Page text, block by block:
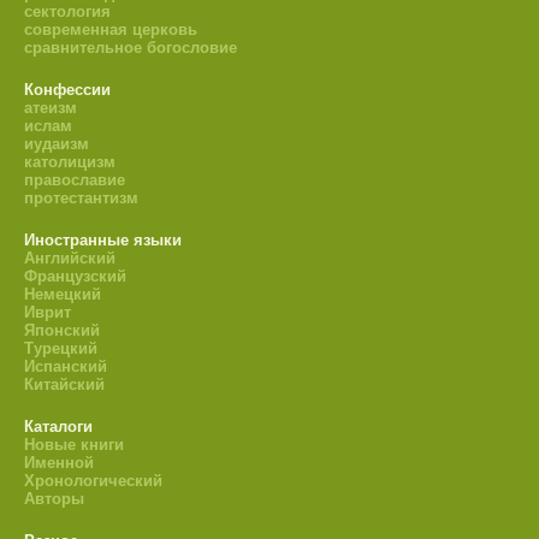
сектология
современная церковь
сравнительное богословие
Конфессии
атеизм
ислам
иудаизм
католицизм
православие
протестантизм
Иностранные языки
Английский
Французский
Немецкий
Иврит
Японский
Турецкий
Испанский
Китайский
Каталоги
Новые книги
Именной
Хронологический
Авторы